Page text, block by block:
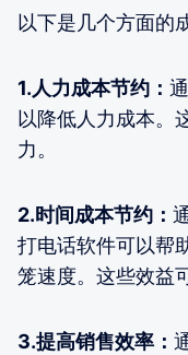
以下是几个方面的
1.人力成本节约：
以降低人力成本。
力。
2.时间成本节约：
打电话软件可以帮
笼速度。这些效益
3.提高销售效率：